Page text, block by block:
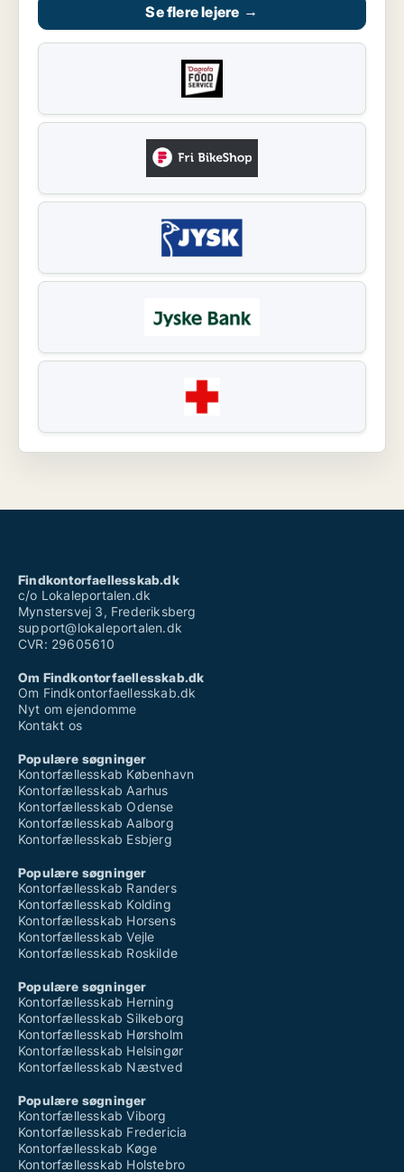
Se flere lejere →
Findkontorfaellesskab.dk
c/o Lokaleportalen.dk
Mynstersvej 3, Frederiksberg
support@lokaleportalen.dk
CVR: 29605610
Om Findkontorfaellesskab.dk
Om Findkontorfaellesskab.dk
Nyt om ejendomme
Kontakt os
Populære søgninger
Kontorfællesskab København
Kontorfællesskab Aarhus
Kontorfællesskab Odense
Kontorfællesskab Aalborg
Kontorfællesskab Esbjerg
Populære søgninger
Kontorfællesskab Randers
Kontorfællesskab Kolding
Kontorfællesskab Horsens
Kontorfællesskab Vejle
Kontorfællesskab Roskilde
Populære søgninger
Kontorfællesskab Herning
Kontorfællesskab Silkeborg
Kontorfællesskab Hørsholm
Kontorfællesskab Helsingør
Kontorfællesskab Næstved
Populære søgninger
Kontorfællesskab Viborg
Kontorfællesskab Fredericia
Kontorfællesskab Køge
Kontorfællesskab Holstebro